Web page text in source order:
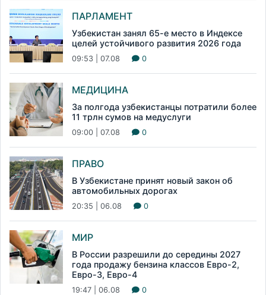
ПАРЛАМЕНТ
Узбекистан занял 65-е место в Индексе
целей устойчивого развития 2026 года
09:53 | 07.08 0
МЕДИЦИНА
За полгода узбекистанцы потратили более
11 трлн сумов на медуслуги
09:00 | 07.08 0
ПРАВО
В Узбекистане принят новый закон об
автомобильных дорогах
20:35 | 06.08 0
МИР
В России разрешили до середины 2027
года продажу бензина классов Евро-2,
Евро-3, Евро-4
19:47 | 06.08 0